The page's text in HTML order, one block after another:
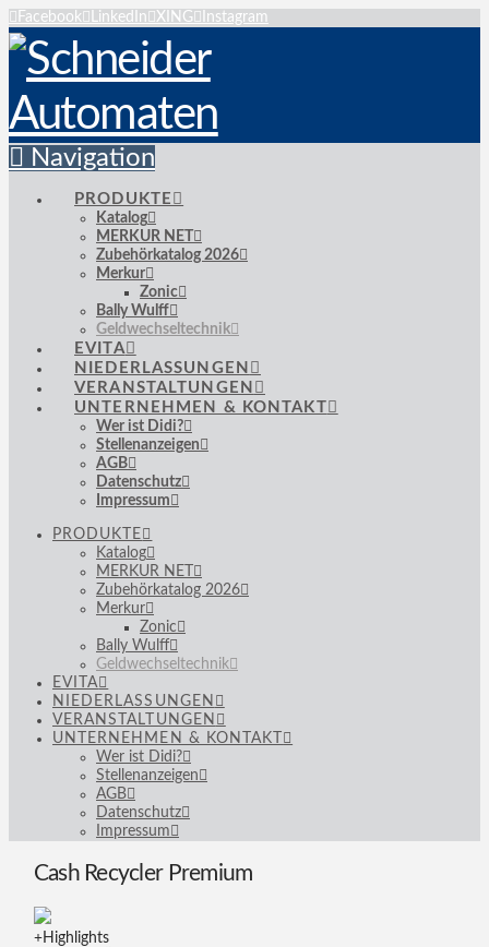
Facebook LinkedIn XING Instagram
Navigation
PRODUKTE
Katalog
MERKUR NET
Zubehörkatalog 2026
Merkur
Zonic
Bally Wulff
Geldwechseltechnik
EVITA
NIEDERLASSUNGEN
VERANSTALTUNGEN
UNTERNEHMEN & KONTAKT
Wer ist Didi?
Stellenanzeigen
AGB
Datenschutz
Impressum
PRODUKTE
Katalog
MERKUR NET
Zubehörkatalog 2026
Merkur
Zonic
Bally Wulff
Geldwechseltechnik
EVITA
NIEDERLASSUNGEN
VERANSTALTUNGEN
UNTERNEHMEN & KONTAKT
Wer ist Didi?
Stellenanzeigen
AGB
Datenschutz
Impressum
Cash Recycler Premium
Highlights